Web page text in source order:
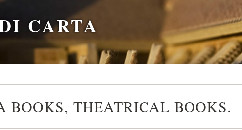
CARTA
BOOKS, THEATRICAL BOOKS.